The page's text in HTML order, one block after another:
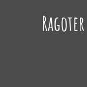
Ragoter